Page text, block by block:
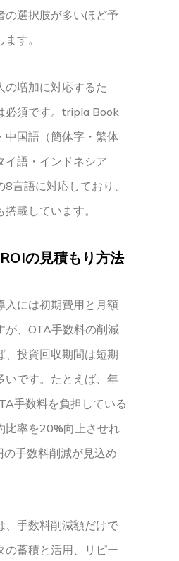
の選択肢が多いほど予
す。
の増加に対応するた
必須です。tripla Book
中国語（簡体字・繁体
イ語・インドネシア
言語に対応しており、
載しています。
の見積もり方法
入には初期費用と月額
が、OTA手数料の削減
、投資回収期間は短期
いです。たとえば、年
手数料を負担している
比率を20%向上させれ
手数料削減が見込め
、手数料削減額だけで
の蓄積と活用、リピー